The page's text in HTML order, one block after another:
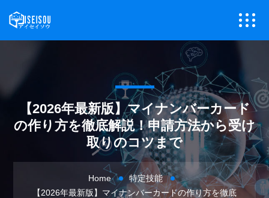
【2026年最新版】マイナンバーカード
の作り方を徹底解説！申請方法から受け
取りのコツまで
Home
特定技能
【2026年最新版】マイナンバーカードの作り方を徹底